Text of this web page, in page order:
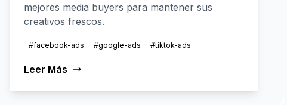
mejores media buyers para mantener sus
creativos frescos.
#facebook-ads #google-ads #tiktok-ads
Leer Más